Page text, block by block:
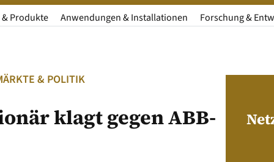
Produkte Anwendungen & Installationen Forschung &
& POLITIK
klagt gegen ABB-
PV MAGAZINE DEUTSCHLAND